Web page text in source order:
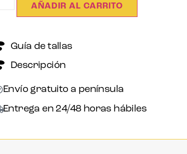
AÑADIR AL CARRITO
Guía de tallas
Descripción
Envío gratuito a península
Entrega en 24/48 horas hábiles